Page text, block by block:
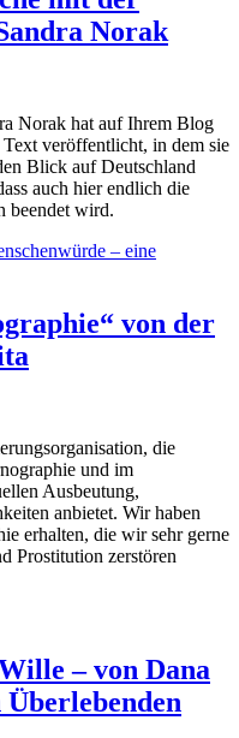
Norak
Norak hat auf Ihrem Blog
veröffentlicht, in dem sie
Blick auf Deutschland
auch hier endlich die
beendet wird.
– eine
von der
die
und im
Ausbeutung,
anbietet. Wir haben
erhalten, die wir sehr gerne
Prostitution zerstören
– von Dana